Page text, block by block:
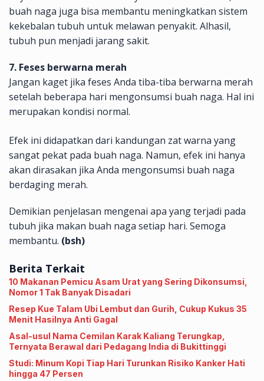
buah naga juga bisa membantu meningkatkan sistem
kekebalan tubuh untuk melawan penyakit. Alhasil,
tubuh pun menjadi jarang sakit.
7. Feses berwarna merah
Jangan kaget jika feses Anda tiba-tiba berwarna merah
setelah beberapa hari mengonsumsi buah naga. Hal ini
merupakan kondisi normal.
Efek ini didapatkan dari kandungan zat warna yang
sangat pekat pada buah naga. Namun, efek ini hanya
akan dirasakan jika Anda mengonsumsi buah naga
berdaging merah.
Demikian penjelasan mengenai apa yang terjadi pada
tubuh jika makan buah naga setiap hari. Semoga
membantu. (bsh)
Berita Terkait
10 Makanan Pemicu Asam Urat yang Sering Dikonsumsi,
Nomor 1 Tak Banyak Disadari
Resep Kue Talam Ubi Lembut dan Gurih, Cukup Kukus 35
Menit Hasilnya Anti Gagal
Asal-usul Nama Cemilan Karak Kaliang Terungkap,
Ternyata Berawal dari Pedagang India di Bukittinggi
Studi: Minum Kopi Tiap Hari Turunkan Risiko Kanker Hati
hingga 47 Persen